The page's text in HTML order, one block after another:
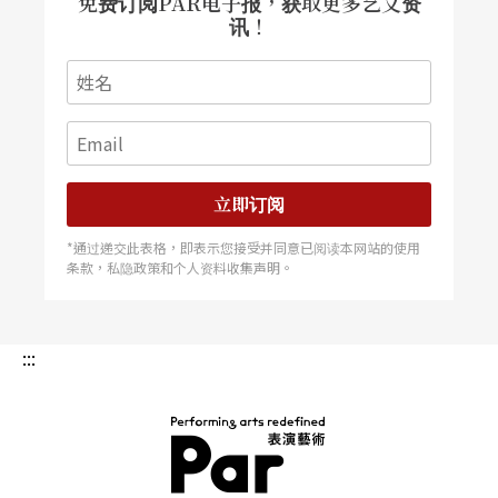
讯！
立即订阅
*通过递交此表格，即表示您接受并同意已阅读本网站的使用
条款，私隐政策和个人资料收集声明。
:::